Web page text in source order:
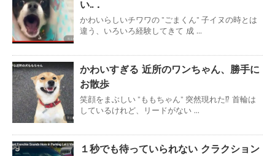
い..．
かわいらしいチワワの ”ごまくん” 子イヌの時とは
違う、いろいろ経験してきて 成 ...
かわいすぎる 近所のワンちゃん、勝手に
お散歩
笑顔をまぶしい ”ももちゃん” 突然現れた⁉ 首輪は
しているけれど、リードがない ...
１秒でも待っていられない クラクション